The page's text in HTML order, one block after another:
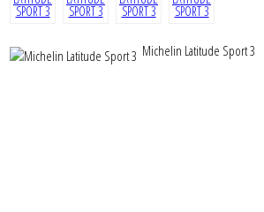
Michelin Latitude Sport 3